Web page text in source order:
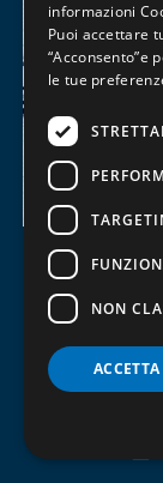
Saldatura e
Esame per il
informazioni
Puoi accettare
“Acconsento”e
le tue
NON